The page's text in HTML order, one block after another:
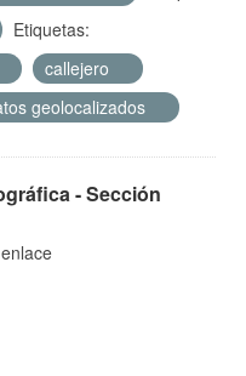
Etiquetas:
callejero
geolocalizados
- Sección